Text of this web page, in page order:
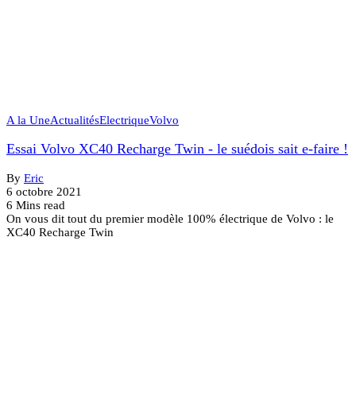
A la UneActualitésElectriqueVolvo
Essai Volvo XC40 Recharge Twin - le suédois sait e-faire !
By Eric
6 octobre 2021
6 Mins read
On vous dit tout du premier modèle 100% électrique de Volvo : le
XC40 Recharge Twin